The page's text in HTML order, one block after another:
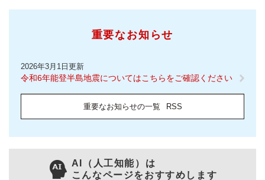
重要なお知らせ
2026年3月1日更新
令和6年能登半島地震についてはこちらをご確認ください
重要なお知らせの一覧 RSS
AI（人工知能）は
こんなページをおすすめします